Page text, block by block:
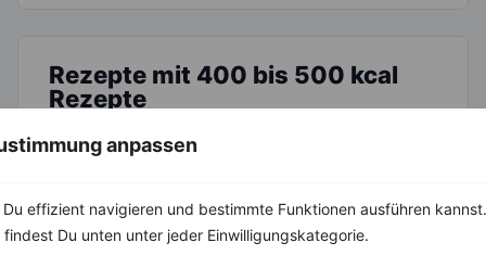
anpassen
effizient navigieren und bestimmte Funktionen ausführen
Du unten unter jeder Einwilligungskategorie.
Rezepte mit 400 bis 500 kcal
Rezepte
‹ Kalorien:
459 kcal
Fett: 23 g